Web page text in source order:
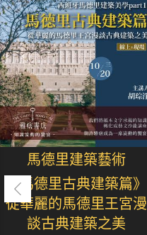
馬德里建築藝術
《馬德里古典建築篇》
從華麗的馬德里王宮漫
談古典建築之美